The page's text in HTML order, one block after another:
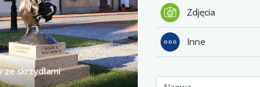
skrzydłami
Zdjęcia
Inne